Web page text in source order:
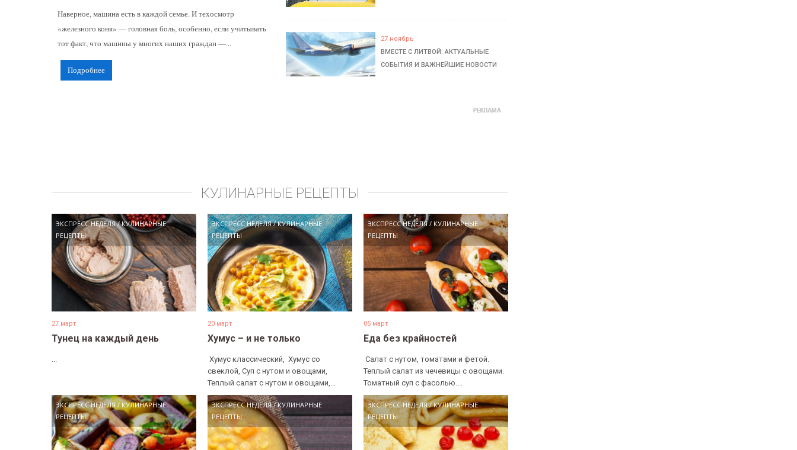
Наверное, машина есть в каждой семье. И техосмотр
«железного коня» — головная боль, особенно, если учитывать
тот факт, что машины у многих наших граждан —...
Подробнее
27 ноябрь
ВМЕСТЕ С ЛИТВОЙ: АКТУАЛЬНЫЕ
СОБЫТИЯ И ВАЖНЕЙШИЕ НОВОСТИ
КУЛИНАРНЫЕ РЕЦЕПТЫ
ЭКСПРЕСС НЕДЕЛЯ/КУЛИНАРНЫЕ
РЕЦЕПТЫ
27 март
Тунец на каждый день
ЭКСПРЕСС НЕДЕЛЯ/КУЛИНАРНЫЕ
РЕЦЕПТЫ
20 март
Хумус – и не только
​ Хумус классический, ​ Хумус со
свеклой, Суп с нутом и овощами, ​
Теплый салат с нутом и овощами,...
ЭКСПРЕСС НЕДЕЛЯ/ КУЛИНАРНЫЕ
РЕЦЕПТЫ
05 март
Еда без крайностей
​ Салат с нутом, томатами и фетой. ​
Теплый салат из чечевицы с овощами. ​
Томатный суп с фасолью....
ЭКСПРЕСС НЕДЕЛЯ/КУЛИНАРНЫЕ
РЕЦЕПТЫ
ЭКСПРЕСС НЕДЕЛЯ/КУЛИНАРНЫЕ
РЕЦЕПТЫ
ЭКСПРЕСС НЕДЕЛЯ/КУЛИНАРНЫЕ
РЕЦЕПТЫ